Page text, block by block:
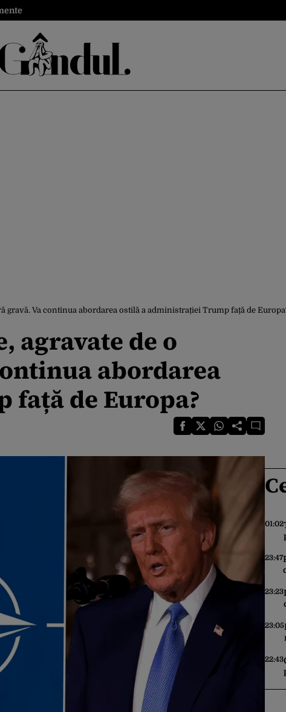
gravă. Va continua abordarea ostilă a administrației Trump față de
agravate de o
abordarea
de Europa?
01:02
23:47
23:23
23:05
22:43